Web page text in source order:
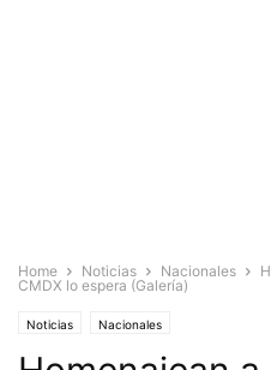
Home Noticias Nacionales
CMDX lo espera (Galería)
Noticias Nacionales